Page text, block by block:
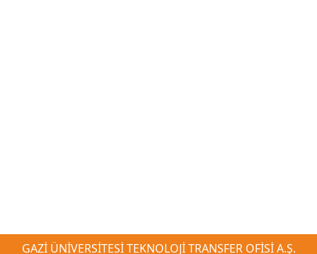
GAZİ ÜNİVERSİTESİ TEKNOLOJİ TRANSFER OFİSİ A.Ş.